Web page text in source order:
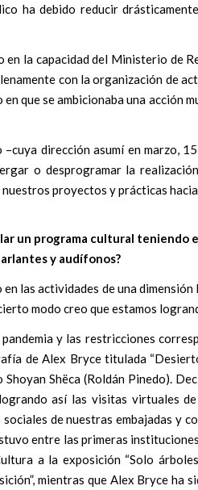
ha debido reducir
en la capacidad del Ministerio de
con la organización de
que se ambicionaba una acción
dirección asumí en marzo,
o desprogramar la
proyectos y prácticas
un programa cultural teniendo
y audífonos?
las actividades de una
modo creo que estamos
y las restricciones
de Alex Bryce titulada
Shëca (Roldán Pinedo).
así las visitas virtuales
de nuestras embajadas y
entre las primeras
a la exposición “Solo
mientras que Alex Bryce